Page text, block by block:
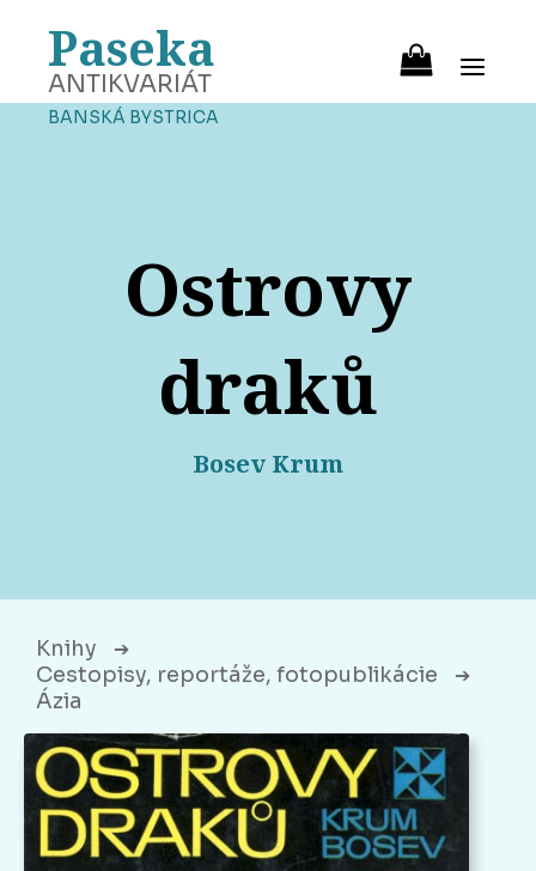
Paseka
ANTIKVARIÁT
BANSKÁ BYSTRICA
Ostrovy
draků
Bosev Krum
Knihy ➔
Cestopisy, reportáže, fotopublikácie ➔
Ázia